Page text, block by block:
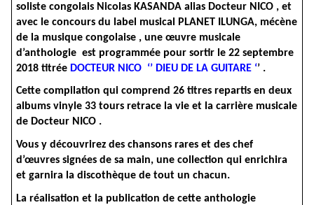
soliste congolais Nicolas KASANDA alias Docteur NICO , et
avec le concours du label musical PLANET ILUNGA, mécène
de la musique congolaise , une œuvre musicale
d’anthologie est programmée pour sortir le 22 septembre
2018 titrée DOCTEUR NICO ‘’ DIEU DE LA GUITARE ‘’ .
Cette compilation qui comprend 26 titres repartis en deux
albums vinyle 33 tours retrace la vie et la carrière musicale
de Docteur NICO .
Vous y découvrirez des chansons rares et des chef
d’œuvres signées de sa main, une collection qui enrichira
et garnira la discothèque de tout un chacun.
La réalisation et la publication de cette anthologie